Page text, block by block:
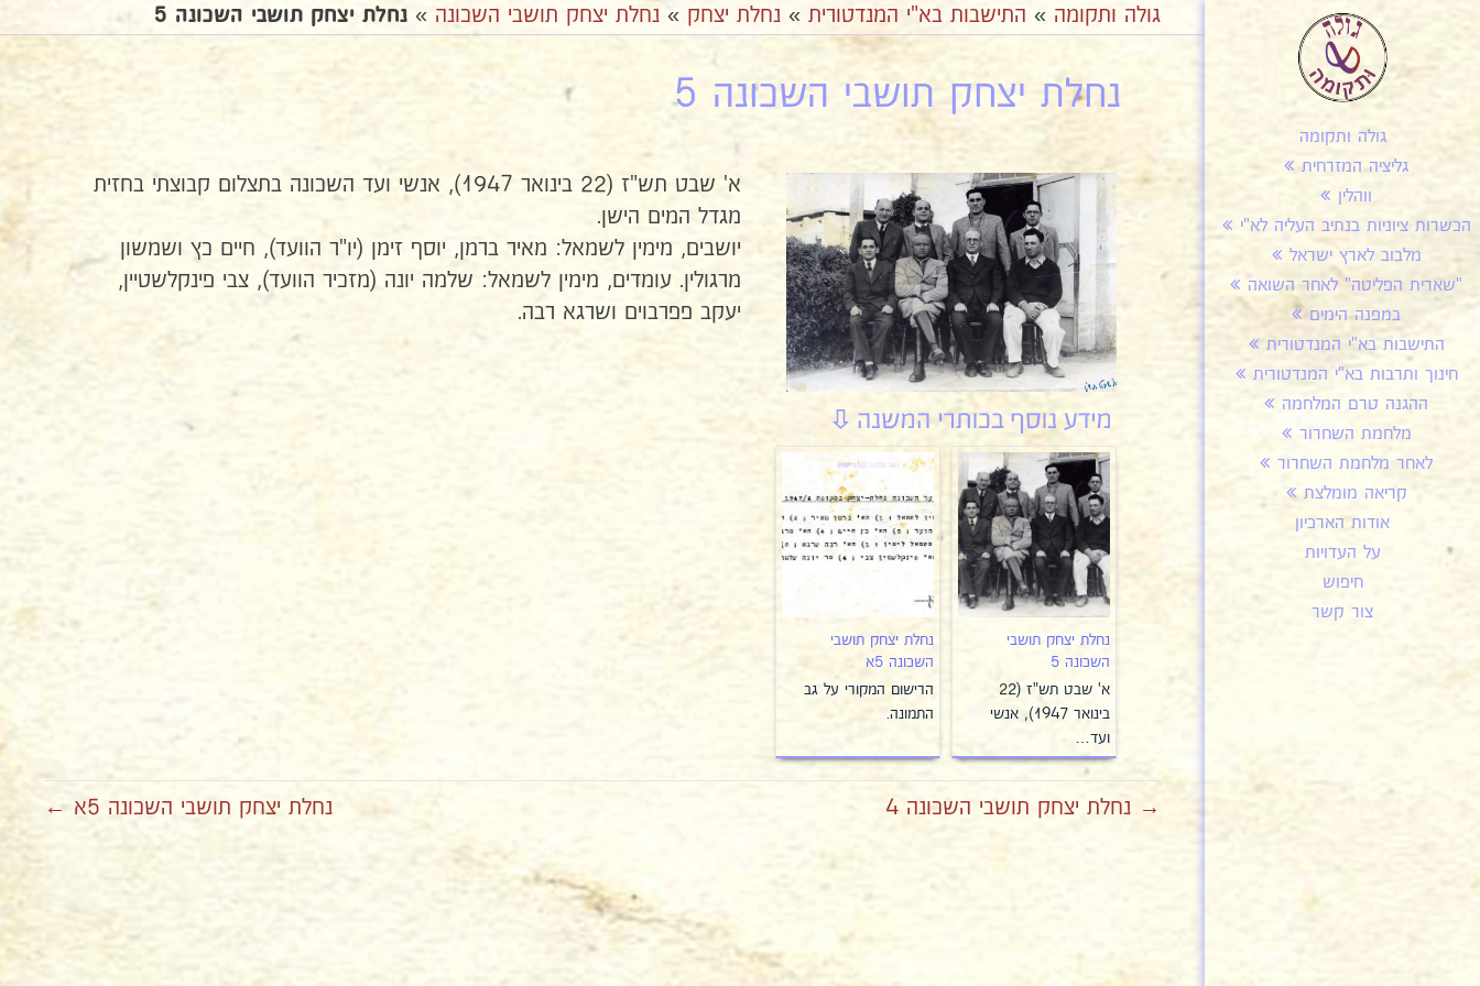
גולה ותקומה
גליציה המזרחית
ווהלין
הכשרות ציוניות בנתיב העליה לא"י
מלבוב לארץ ישראל
"שארית הפליטה" לאחר השואה
במפנה הימים
התישבות בא"י המנדטורית
חינוך ותרבות בא"י המנדטורית
ההגנה טרם המלחמה
מלחמת השחרור
לאחר מלחמת השחרור
קריאה מומלצת
אודות הארכיון
על העדויות
חיפוש
צור קשר
גולה ותקומה » התישבות בא"י המנדטורית » נחלת יצחק » נחלת יצחק תושבי השכונה » נחלת יצחק תושבי השכונה 5
נחלת יצחק תושבי השכונה 5
א' שבט תש"ז (22 בינואר 1947), אנשי ועד השכונה בתצלום קבוצתי בחזית
מגדל המים הישן.
יושבים, מימין לשמאל: מאיר ברמן, יוסף זימן (יו"ר הוועד), חיים כץ ושמשון
מרגולין. עומדים, מימין לשמאל: שלמה יונה (מזכיר הוועד), צבי פינקלשטיין,
יעקב פפרבוים ושרגא רבה.
נחלת יצחק תושבי
השכונה 5
א' שבט תש"ז (22
בינואר 1947), אנשי
ועד…
נחלת יצחק תושבי
השכונה 5א
הרישום המקורי על גב
התמונה.
→ נחלת יצחק תושבי השכונה 4 נחלת יצחק תושבי השכונה 5א ←